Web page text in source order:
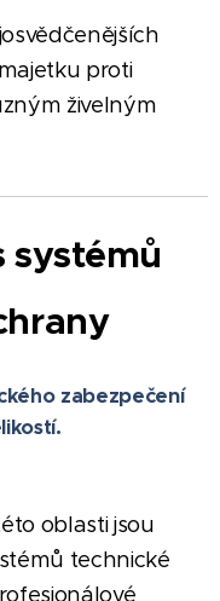
proti
živelným
systémů
zabezpečení
oblasti jsou
technické